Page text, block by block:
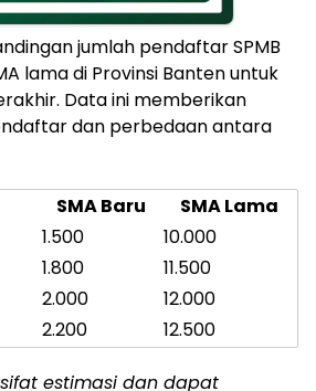
jumlah pendaftar SPMB
lama di Provinsi Banten untuk
Data ini memberikan
dan perbedaan antara
SMA Baru
SMA Lama
1.500
10.000
1.800
11.500
2.000
12.000
2.200 12.500
estimasi dan dapat